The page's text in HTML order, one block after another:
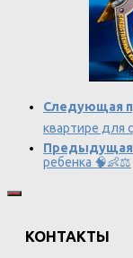
Следующая
квартире для
Предыдущая
ребенка 🧠👶⚖️
КОНТАКТЫ